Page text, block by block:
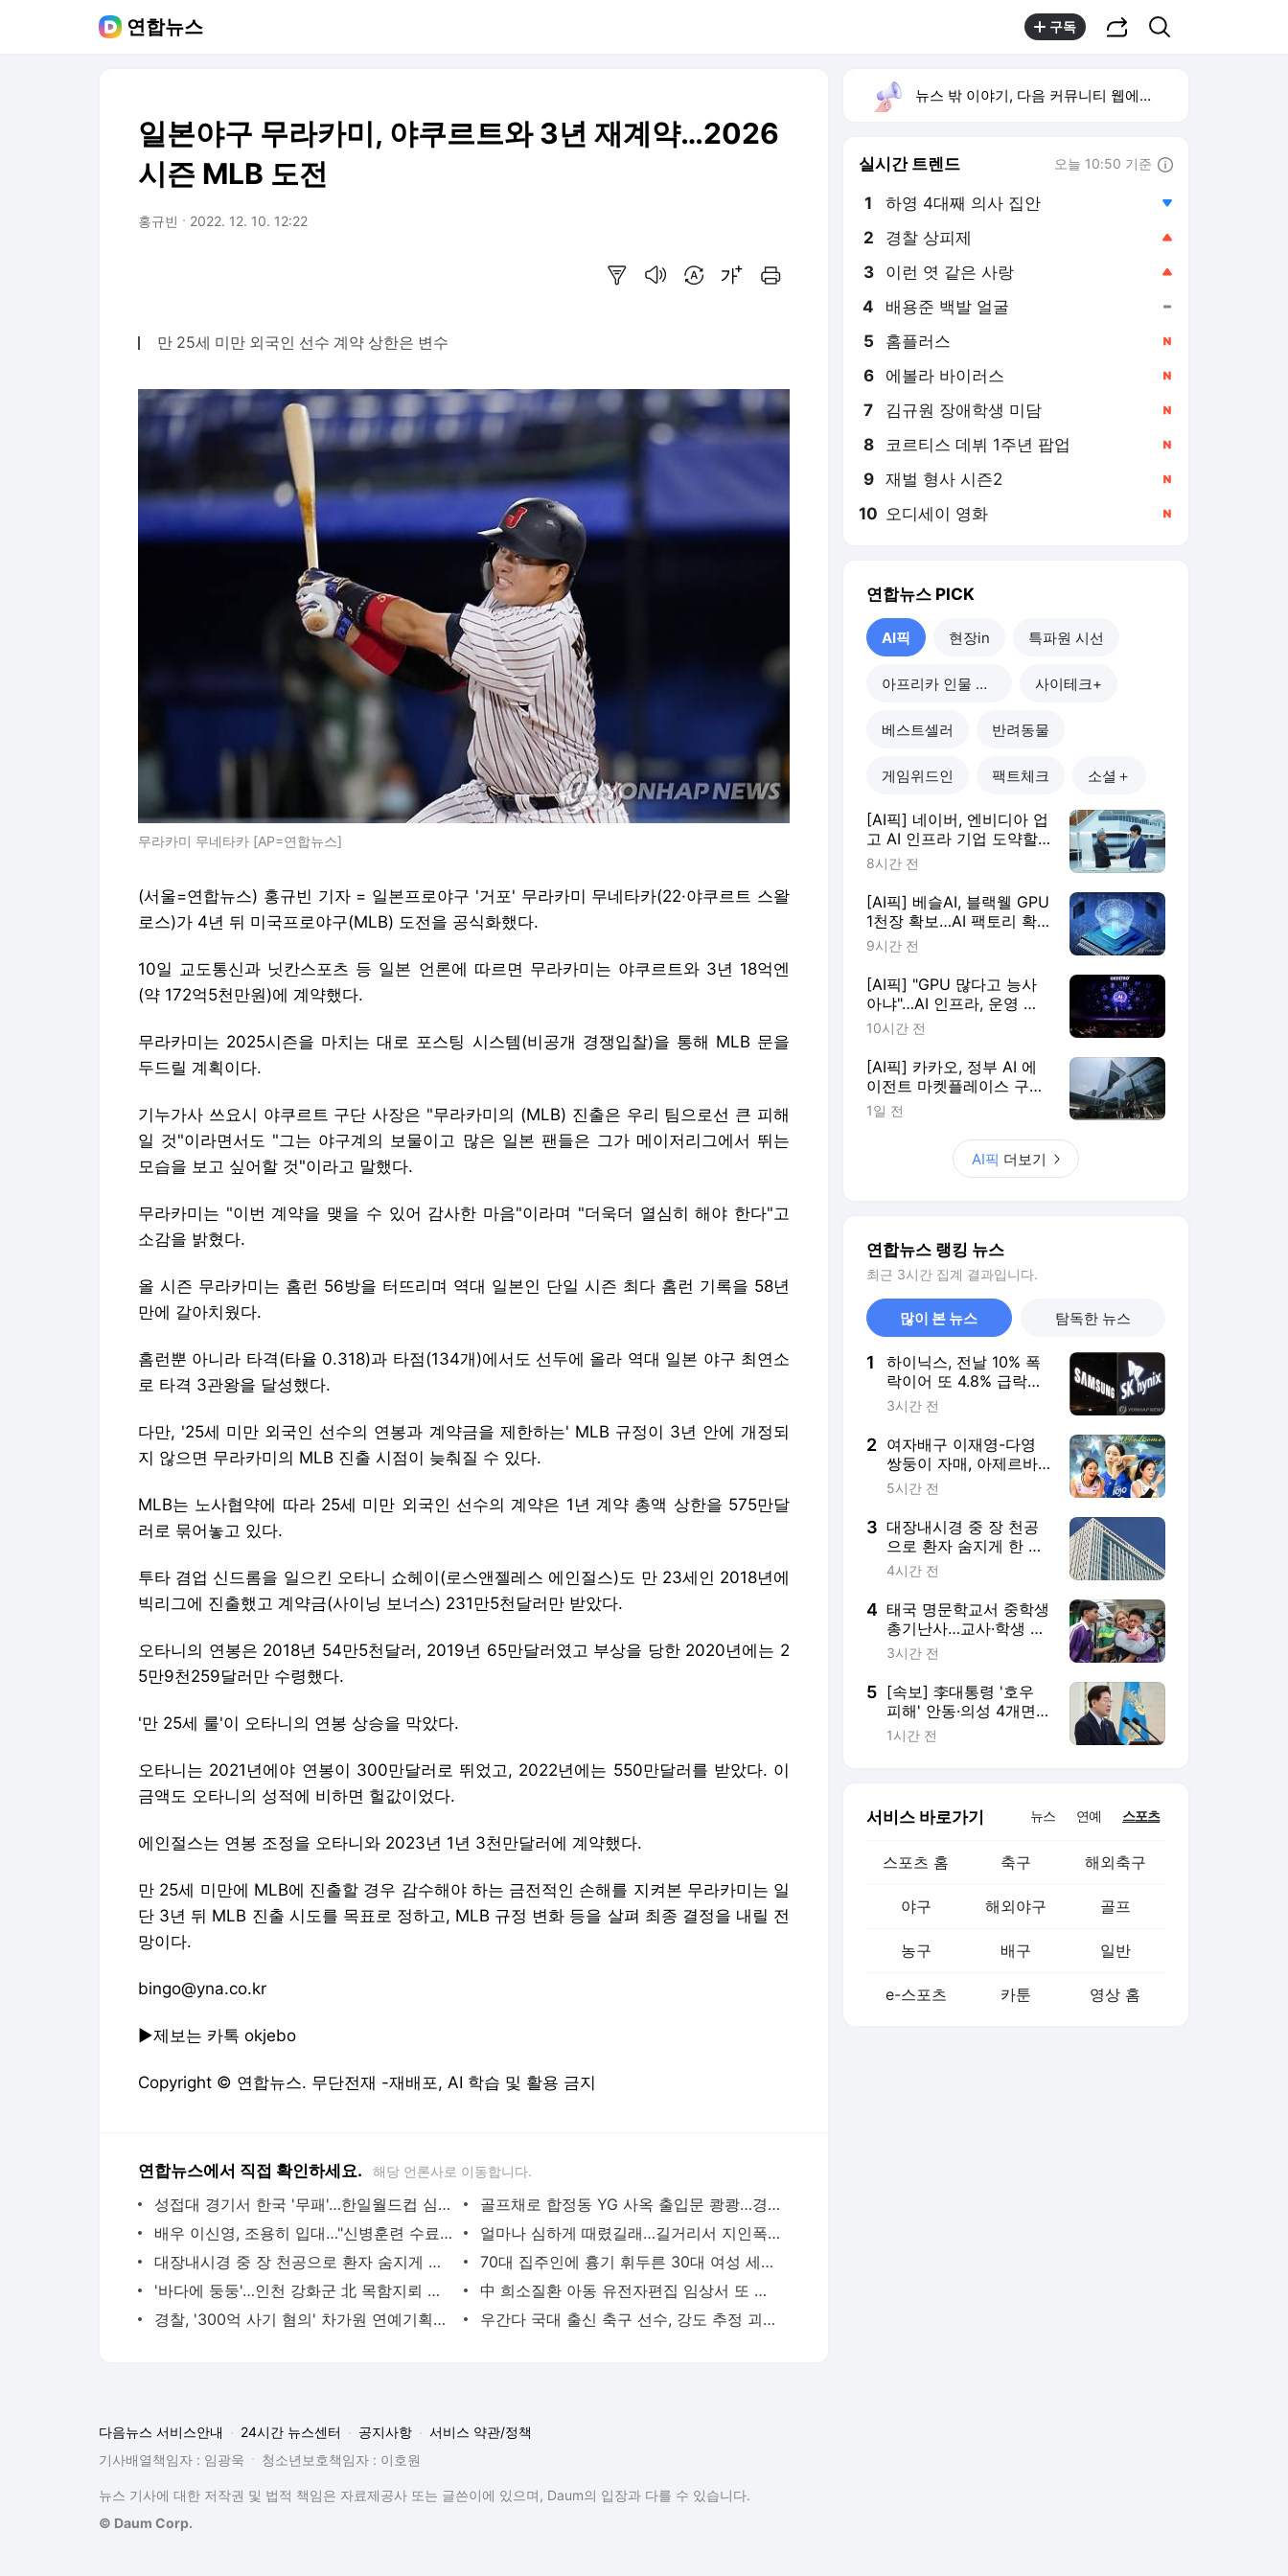
연합뉴스 구독
일본야구 무라카미, 야쿠르트와 3년 재계약…2026
시즌 MLB 도전
홍규빈 2022. 12. 10. 12:22
만 25세 미만 외국인 선수 계약 상한은 변수
무라카미 무네타카 [AP=연합뉴스]
(서울=연합뉴스) 홍규빈 기자 = 일본프로야구 '거포' 무라카미 무네타카(22·야쿠르트 스왈
로스)가 4년 뒤 미국프로야구(MLB) 도전을 공식화했다.
10일 교도통신과 닛칸스포츠 등 일본 언론에 따르면 무라카미는 야쿠르트와 3년 18억엔
(약 172억5천만원)에 계약했다.
무라카미는 2025시즌을 마치는 대로 포스팅 시스템(비공개 경쟁입찰)을 통해 MLB 문을
두드릴 계획이다.
기누가사 쓰요시 야쿠르트 구단 사장은 "무라카미의 (MLB) 진출은 우리 팀으로선 큰 피해
일 것"이라면서도 "그는 야구계의 보물이고 많은 일본 팬들은 그가 메이저리그에서 뛰는
모습을 보고 싶어할 것"이라고 말했다.
무라카미는 "이번 계약을 맺을 수 있어 감사한 마음"이라며 "더욱더 열심히 해야 한다"고
소감을 밝혔다.
올 시즌 무라카미는 홈런 56방을 터뜨리며 역대 일본인 단일 시즌 최다 홈런 기록을 58년
만에 갈아치웠다.
홈런뿐 아니라 타격(타율 0.318)과 타점(134개)에서도 선두에 올라 역대 일본 야구 최연소
로 타격 3관왕을 달성했다.
다만, '25세 미만 외국인 선수의 연봉과 계약금을 제한하는' MLB 규정이 3년 안에 개정되
지 않으면 무라카미의 MLB 진출 시점이 늦춰질 수 있다.
MLB는 노사협약에 따라 25세 미만 외국인 선수의 계약은 1년 계약 총액 상한을 575만달
러로 묶어놓고 있다.
투타 겸업 신드롬을 일으킨 오타니 쇼헤이(로스앤젤레스 에인절스)도 만 23세인 2018년에
빅리그에 진출했고 계약금(사이닝 보너스) 231만5천달러만 받았다.
오타니의 연봉은 2018년 54만5천달러, 2019년 65만달러였고 부상을 당한 2020년에는 2
5만9천259달러만 수령했다.
'만 25세 룰'이 오타니의 연봉 상승을 막았다.
오타니는 2021년에야 연봉이 300만달러로 뛰었고, 2022년에는 550만달러를 받았다. 이
금액도 오타니의 성적에 비하면 헐값이었다.
에인절스는 연봉 조정을 오타니와 2023년 1년 3천만달러에 계약했다.
만 25세 미만에 MLB에 진출할 경우 감수해야 하는 금전적인 손해를 지켜본 무라카미는 일
단 3년 뒤 MLB 진출 시도를 목표로 정하고, MLB 규정 변화 등을 살펴 최종 결정을 내릴 전
망이다.
bingo@yna.co.kr
▶제보는 카톡 okjebo
Copyright © 연합뉴스. 무단전재 -재배포, AI 학습 및 활용 금지
연합뉴스에서 직접 확인하세요. 해당 언론사로 이동합니다.
성접대 경기서 한국 '무패'…한일월드컵 심판매수설 재점화될 듯 | 연합뉴스
골프채로 합정동 YG 사옥 출입문 쾅쾅…경찰, 20대 여성 체포 | 연합뉴스
배우 이신영, 조용히 입대…"신병훈련 수료, 군 생활 집중" | 연합뉴스
얼마나 심하게 때렸길래…길거리서 지인폭행 50대 살인미수 혐의 | 연합뉴스
대장내시경 중 장 천공으로 환자 숨지게 한 의사 2심도 집행유예 | 연합뉴스
70대 집주인에 흉기 휘두른 30대 여성 세입자 체포 | 연합뉴스
'바다에 둥둥'…인천 강화군 北 목함지뢰 주의보 | 연합뉴스
中 희소질환 아동 유전자편집 임상서 또 숨져…안전성 논란 확산 | 연합뉴스
경찰, '300억 사기 혐의' 차가원 연예기획사 대표 구속송치 | 연합뉴스
우간다 국대 출신 축구 선수, 강도 추정 괴한에 피살 | 연합뉴스
뉴스 밖 이야기, 다음 커뮤니티 웹에서 보기
실시간 트렌드 오늘 10:50 기준
1 하영 4대째 의사 집안
2 경찰 상피제
3 이런 엿 같은 사랑
4 배용준 백발 얼굴
5 홈플러스
6 에볼라 바이러스
7 김규원 장애학생 미담
8 코르티스 데뷔 1주년 팝업
9 재벌 형사 시즌2
10 오디세이 영화
연합뉴스 PICK
AI픽 현장in 특파원 시선
아프리카 인물 열전 사이테크+
베스트셀러 반려동물
게임위드인 팩트체크 소셜＋
[AI픽] 네이버, 엔비디아 업
고 AI 인프라 기업 도약할
까
8시간 전
[AI픽] 베슬AI, 블랙웰 GPU
1천장 확보…AI 팩토리 확
장
9시간 전
[AI픽] "GPU 많다고 능사
아냐"…AI 인프라, 운영 효
율이 판가름
10시간 전
[AI픽] 카카오, 정부 AI 에
이전트 마켓플레이스 구축
한다
1일 전
AI픽 더보기
연합뉴스 랭킹 뉴스
최근 3시간 집계 결과입니다.
많이 본 뉴스 탐독한 뉴스
1
하이닉스, 전날 10% 폭
락이어 또 4.8% 급락…
삼전 0.2%↑(종합)
3시간 전
2 여자배구 이재영-다영
쌍둥이 자매, 아제르바
이잔 투란VC 입단
5시간 전
3 대장내시경 중 장 천공
으로 환자 숨지게 한 의
사 2심도 집행유예
4시간 전
4 태국 명문학교서 중학생
총기난사…교사·학생 등
최소 7명 사망(종합)
3시간 전
5 [속보] 李대통령 '호우
피해' 안동·의성 4개면
특별재난지역 선포
1시간 전
서비스 바로가기 뉴스 연예 스포츠
스포츠 홈 축구 해외축구
야구 해외야구 골프
농구 배구 일반
e-스포츠 카툰 영상 홈
다음뉴스 서비스안내 24시간 뉴스센터 공지사항
서비스 약관/정책
기사배열책임자 : 임광욱
청소년보호책임자 : 이호원
뉴스 기사에 대한 저작권 및 법적 책임은 자료제공사 또는 글쓴이에 있으며, Daum의 입장과 다를 수 있습니다.
© Daum Corp.